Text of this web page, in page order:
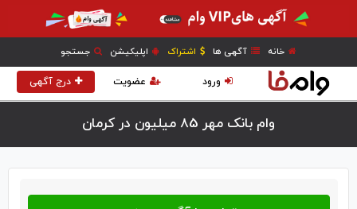
خانه آگهی ها اشتراک اپلیکیشن جستجو
درج آگهی عضویت ورود
وام بانک مهر 85 میلیون در كرمان